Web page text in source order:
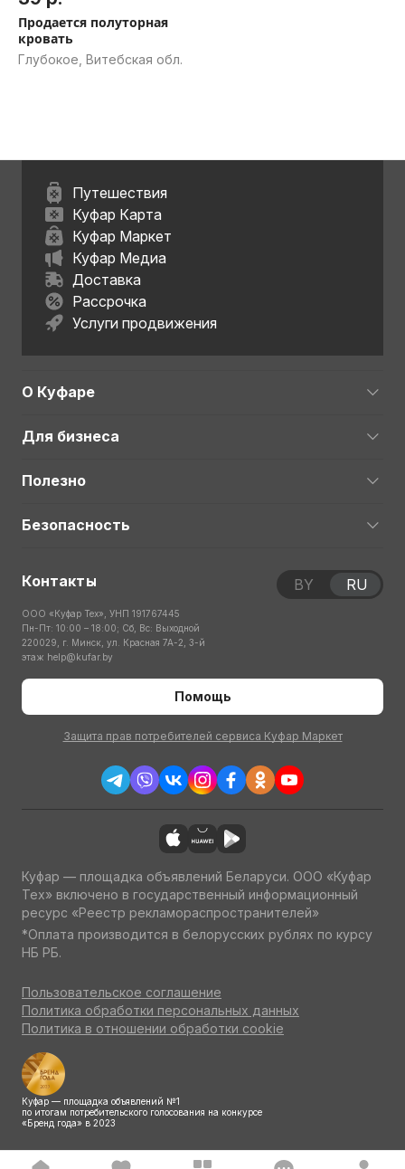
Продается полуторная
кровать
Глубокое, Витебская обл.
Путешествия
Куфар Карта
Куфар Маркет
Куфар Медиа
Доставка
Рассрочка
Услуги продвижения
О Куфаре
Для бизнеса
Полезно
Безопасность
Контакты
ООО «Куфар Тех», УНП 191767445
Пн-Пт: 10:00 – 18:00; Сб, Вс: Выходной
220029, г. Минск, ул. Красная 7А-2, 3-й
этаж help@kufar.by
Помощь
Защита прав потребителей сервиса Куфар Маркет
BY RU
Куфар — площадка объявлений Беларуси. ООО «Куфар
Тех» включено в государственный информационный
ресурс «Реестр рекламораспространителей»
*Оплата производится в белорусских рублях по курсу
НБ РБ.
Пользовательское соглашение
Политика обработки персональных данных
Политика в отношении обработки cookie
Куфар — площадка объявлений №1
по итогам потребительского голосования на конкурсе
«Бренд года» в 2023